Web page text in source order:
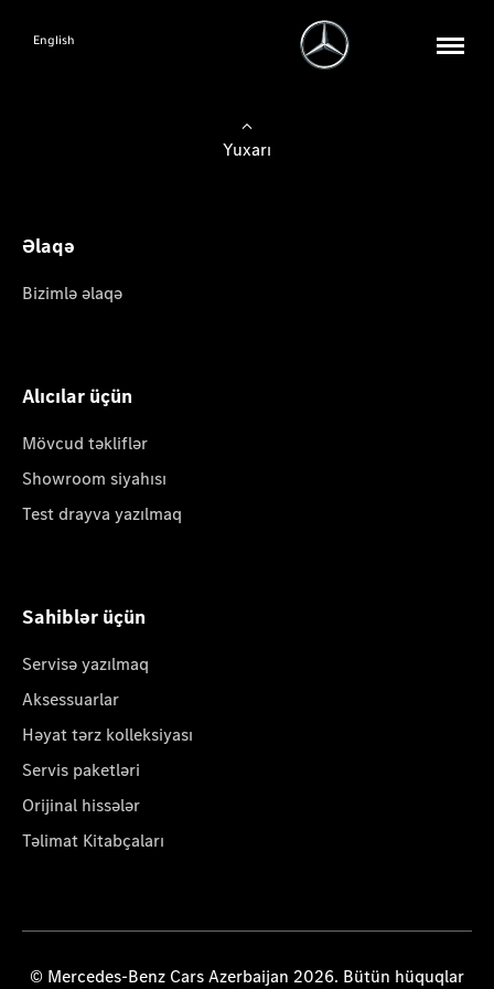
English
Yuxarı
Əlaqə
Bizimlə əlaqə
Alıcılar üçün
Mövcud təkliflər
Showroom siyahısı
Test drayva yazılmaq
Sahiblər üçün
Servisə yazılmaq
Aksessuarlar
Həyat tərz kolleksiyası
Servis paketləri
Orijinal hissələr
Təlimat Kitabçaları
© Mercedes-Benz Cars Azerbaijan 2026. Bütün hüquqlar